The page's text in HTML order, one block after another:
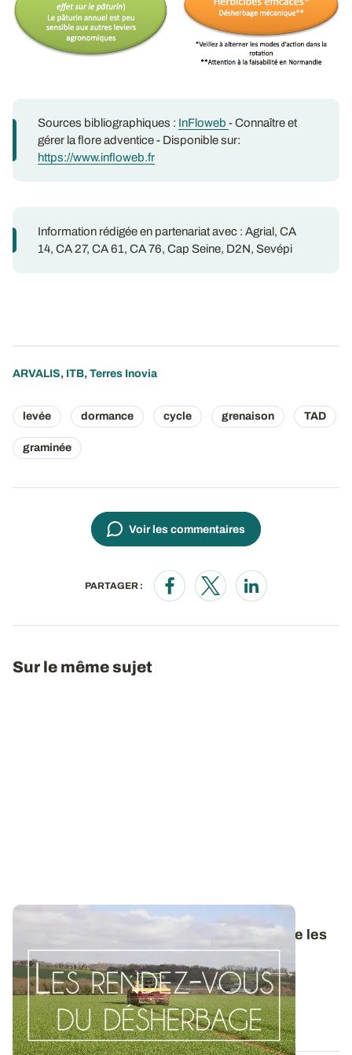
Sources bibliographiques : InFloweb - Connaître et
gérer la flore adventice - Disponible sur:
https://www.infloweb.fr
Information rédigée en partenariat avec : Agrial, CA
14, CA 27, CA 61, CA 76, Cap Seine, D2N, Sevépi
ARVALIS, ITB, Terres Inovia
levée dormance cycle grenaison TAD
graminée
Voir les commentaires
PARTAGER :
Opens in a new window
Opens in a new window
Opens in a new
Sur le même sujet
Brome, ray-grass, vulpin - Bien reconnaître les
graminées au stade plantule
Il est important de bien distinguer les graminées
automnales au stade plantule afin de...
12 SEPT. 2019